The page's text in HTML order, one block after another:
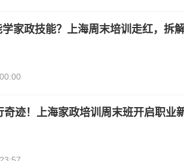
家政技能？上海周末培训走红，拆
奇迹！上海家政培训周末班开启职业